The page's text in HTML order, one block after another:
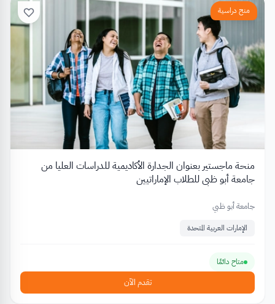
منح دراسية
منحة ماجستير بعنوان الجدارة الأكاديمية للدراسات العليا من
جامعة أبو ظبي للطلاب الإماراتيين
جامعة أبو ظبي
الإمارات العربية المتحدة
متاح دائمًا
تقدم الآن